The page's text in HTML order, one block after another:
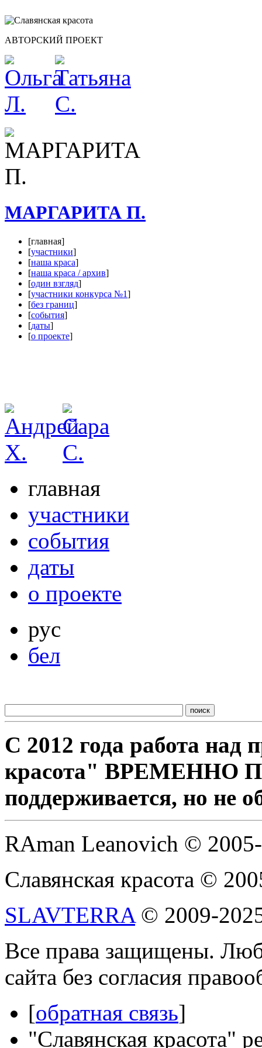
АВТОРСКИЙ ПРОЕКТ
МАРГАРИТА П.
[главная]
[участники]
[наша краса]
[наша краса / архив]
[один взгляд]
[участники конкурса №1]
[без границ]
[события]
[даты]
[о проекте]
главная
участники
события
даты
о проекте
рус
бел
С 2012 года работа над
красота" ВРЕМЕННО
поддерживается, но не
RAman Leanovich ©
Славянская красота ©
SLAVTERRA© 2009-
Все права защищены.
сайта без согласия
[обратная связь]
"Славянская красота"